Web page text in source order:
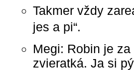
Takmer vždy
jes a pi“.
Megi: Robin je
zvieratká. Ja si